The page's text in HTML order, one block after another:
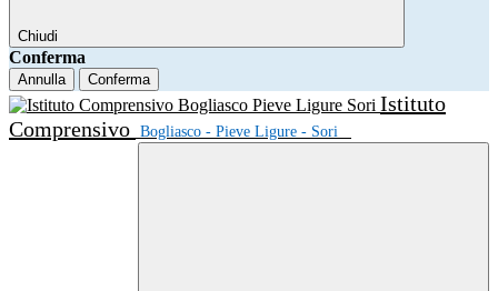
Chiudi
Conferma
Annulla Conferma
Istituto
Comprensivo Bogliasco - Pieve Ligure - Sori